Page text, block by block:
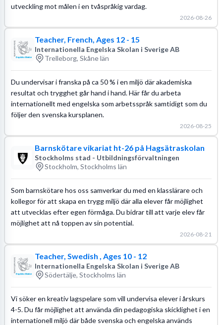
utveckling mot målen i en tvåspråkig vardag.
2026-08-26
Teacher, French, Ages 12 - 15
Internationella Engelska Skolan i Sverige AB
Trelleborg, Skåne län
Du undervisar i franska på ca 50 % i en miljö där akademiska
resultat och trygghet går hand i hand. Här får du arbeta
internationellt med engelska som arbetsspråk samtidigt som du
följer den svenska kursplanen.
2026-08-25
Barnskötare vikariat ht-26 på Hagsätraskolan
Stockholms stad - Utbildningsförvaltningen
Stockholm, Stockholms län
Som barnskötare hos oss samverkar du med en klasslärare och
kollegor för att skapa en trygg miljö där alla elever får möjlighet
att utvecklas efter egen förmåga. Du bidrar till att varje elev får
möjlighet att nå toppen av sin potential.
2026-08-21
Teacher, Swedish , Ages 10 - 12
Internationella Engelska Skolan i Sverige AB
Södertälje, Stockholms län
Vi söker en kreativ lagspelare som vill undervisa elever i årskurs
4-5. Du får möjlighet att använda din pedagogiska skicklighet i en
internationell miljö där både svenska och engelska används